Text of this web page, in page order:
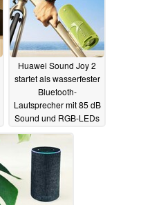
Huawei Sound Joy 2
startet als wasserfester
Bluetooth-
Lautsprecher mit 85 dB
Sound und RGB-LEDs
29.08.2024